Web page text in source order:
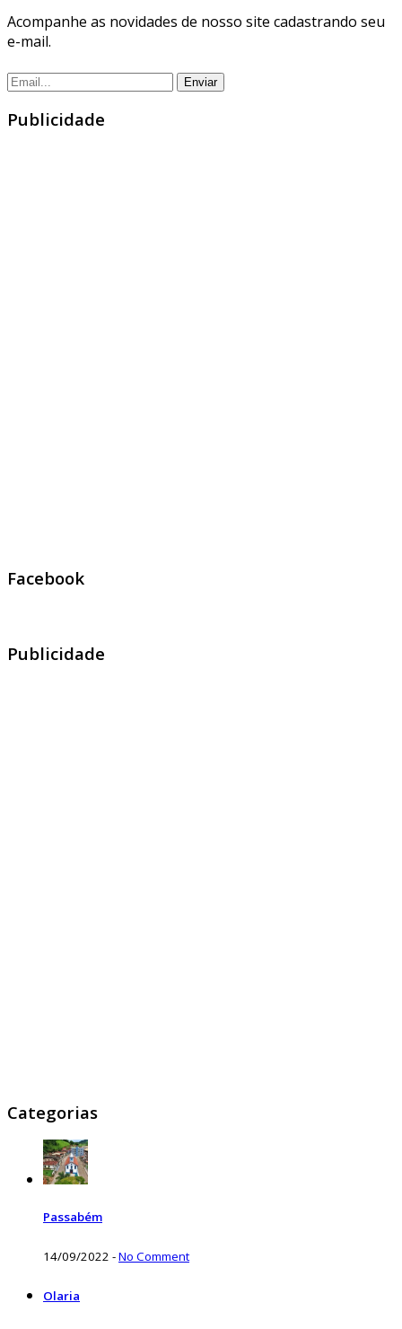
Acompanhe as novidades de nosso site cadastrando seu
e-mail.
Publicidade
Facebook
Publicidade
Categorias
Passabém
14/09/2022 -No Comment
Olaria